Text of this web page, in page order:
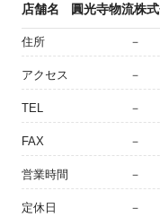
店舗名 圓光寺物流株
住所 －
アクセス －
TEL －
FAX －
営業時間 －
定休日 －